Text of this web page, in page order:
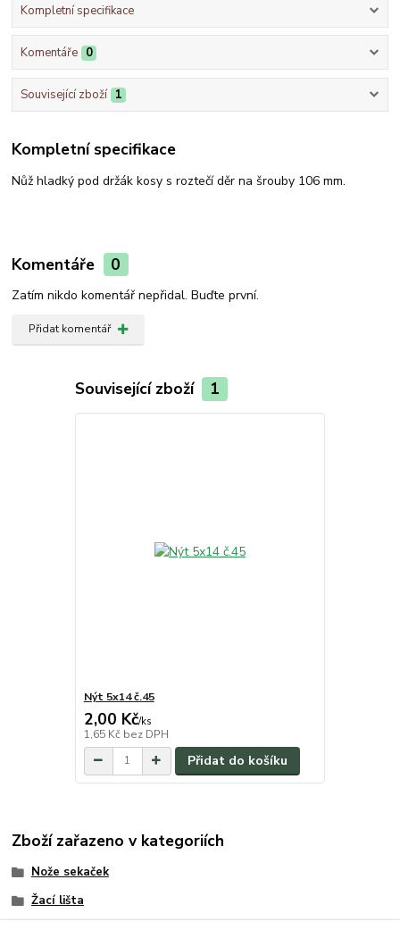
Kompletní specifikace
Komentáře 0
Související zboží 1
Kompletní specifikace
Nůž hladký pod držák kosy s roztečí děr na šrouby 106 mm.
Komentáře 0
Zatím nikdo komentář nepřidal. Buďte první.
Přidat komentář
Související zboží 1
Nýt 5x14 č.45
2,00 Kč/ks
1,65 Kč bez DPH
Přidat do košíku
Zboží zařazeno v kategoriích
Nože sekaček
Žací lišta